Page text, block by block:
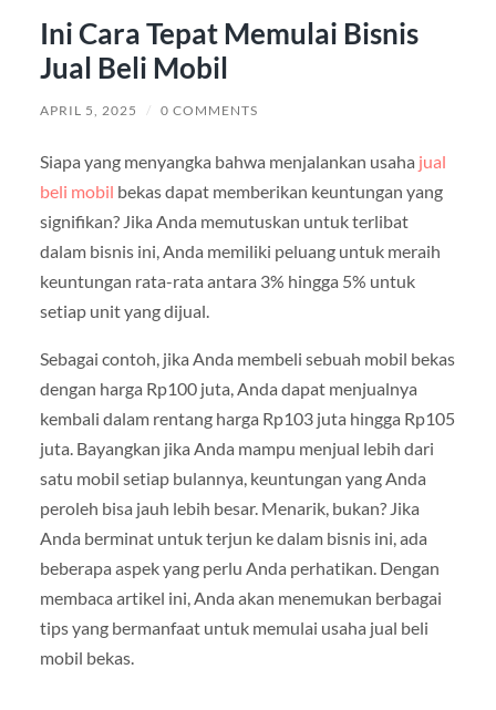
Ini Cara Tepat Memulai Bisnis
Jual Beli Mobil
APRIL 5, 2025 / 0 COMMENTS
Siapa yang menyangka bahwa menjalankan usaha jual
beli mobil bekas dapat memberikan keuntungan yang
signifikan? Jika Anda memutuskan untuk terlibat
dalam bisnis ini, Anda memiliki peluang untuk meraih
keuntungan rata-rata antara 3% hingga 5% untuk
setiap unit yang dijual.
Sebagai contoh, jika Anda membeli sebuah mobil bekas
dengan harga Rp100 juta, Anda dapat menjualnya
kembali dalam rentang harga Rp103 juta hingga Rp105
juta. Bayangkan jika Anda mampu menjual lebih dari
satu mobil setiap bulannya, keuntungan yang Anda
peroleh bisa jauh lebih besar. Menarik, bukan? Jika
Anda berminat untuk terjun ke dalam bisnis ini, ada
beberapa aspek yang perlu Anda perhatikan. Dengan
membaca artikel ini, Anda akan menemukan berbagai
tips yang bermanfaat untuk memulai usaha jual beli
mobil bekas.